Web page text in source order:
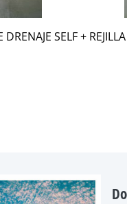
DRENAJE SELF +